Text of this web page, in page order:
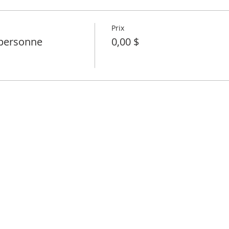
Prix
0,00 $